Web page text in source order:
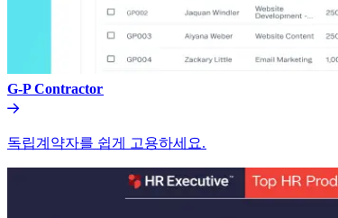
G-P Contractor​​
독립계약자를 쉽게 고용하세요.​​